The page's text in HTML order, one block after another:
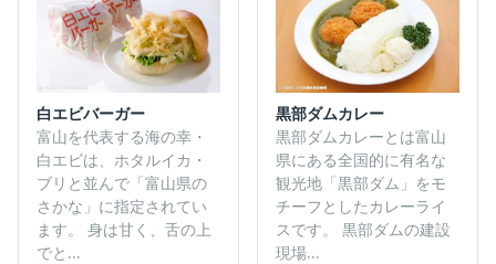
白エビバーガー
富山を代表する海の幸・
白エビは、ホタルイカ・
ブリと並んで「富山県の
さかな」に指定されてい
ます。 身は甘く、舌の上
でと...
黒部ダムカレー
黒部ダムカレーとは富山
県にある全国的に有名な
観光地「黒部ダム」をモ
チーフとしたカレーライ
スです。 黒部ダムの建設
現場...